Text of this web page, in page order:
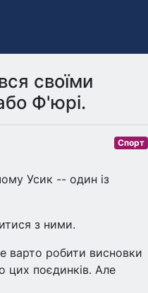
своїми
Ф'юрі.
Спорт
Усик -- один із
з ними.
варто робити висновки
цих поєдинків. Але